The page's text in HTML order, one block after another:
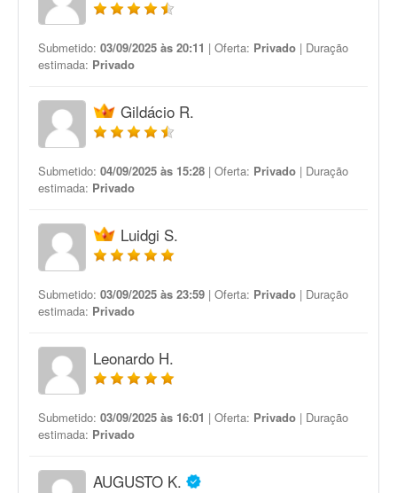
Submetido: 03/09/2025 às 20:11 | Oferta: Privado | Duração
estimada: Privado
Gildácio R.
Submetido: 04/09/2025 às 15:28 | Oferta: Privado | Duração
estimada: Privado
Luidgi S.
Submetido: 03/09/2025 às 23:59 | Oferta: Privado | Duração
estimada: Privado
Leonardo H.
Submetido: 03/09/2025 às 16:01 | Oferta: Privado | Duração
estimada: Privado
AUGUSTO K.